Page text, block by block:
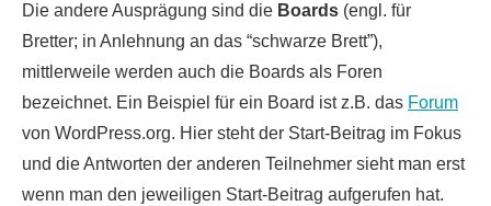
Die andere Ausprägung sind die Boards (engl. für
Bretter; in Anlehnung an das “schwarze Brett”),
mittlerweile werden auch die Boards als Foren
bezeichnet. Ein Beispiel für ein Board ist z.B. das Forum
von WordPress.org. Hier steht der Start-Beitrag im Fokus
und die Antworten der anderen Teilnehmer sieht man erst
wenn man den jeweiligen Start-Beitrag aufgerufen hat.